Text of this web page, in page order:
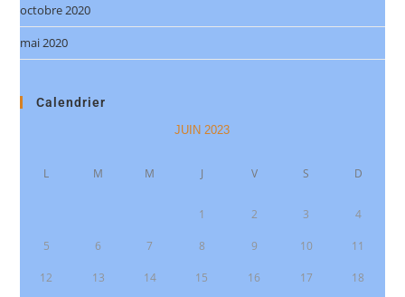
octobre 2020
mai 2020
Calendrier
JUIN 2023
L M M J V S D
1 2 3 4
5 6 7 8 9 10 11
12 13 14 15 16 17 18